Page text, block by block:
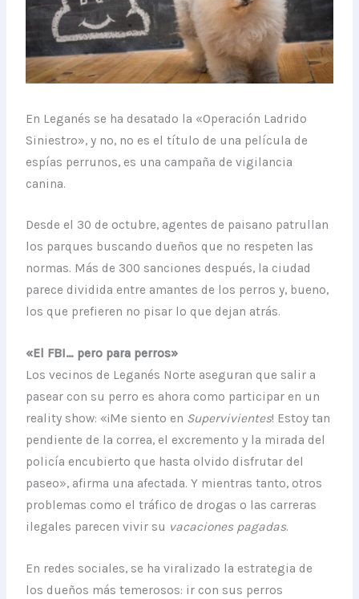
En Leganés se ha desatado la «Operación Ladrido
Siniestro», y no, no es el título de una película de
espías perrunos, es una campaña de vigilancia
canina.
Desde el 30 de octubre, agentes de paisano patrullan
los parques buscando dueños que no respeten las
normas. Más de 300 sanciones después, la ciudad
parece dividida entre amantes de los perros y, bueno,
los que prefieren no pisar lo que dejan atrás.
«El FBI… pero para perros»
Los vecinos de Leganés Norte aseguran que salir a
pasear con su perro es ahora como participar en un
reality show: «¡Me siento en Supervivientes! Estoy tan
pendiente de la correa, el excremento y la mirada del
policía encubierto que hasta olvido disfrutar del
paseo», afirma una afectada. Y mientras tanto, otros
problemas como el tráfico de drogas o las carreras
ilegales parecen vivir su vacaciones pagadas.
En redes sociales, se ha viralizado la estrategia de
los dueños más temerosos: ir con sus perros